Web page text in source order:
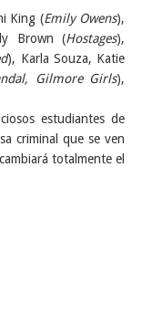
King (Emily Owens),
Brown (Hostages),
), Karla Souza, Katie
Gilmore Girls),
estudiantes de
criminal que se ven
totalmente el